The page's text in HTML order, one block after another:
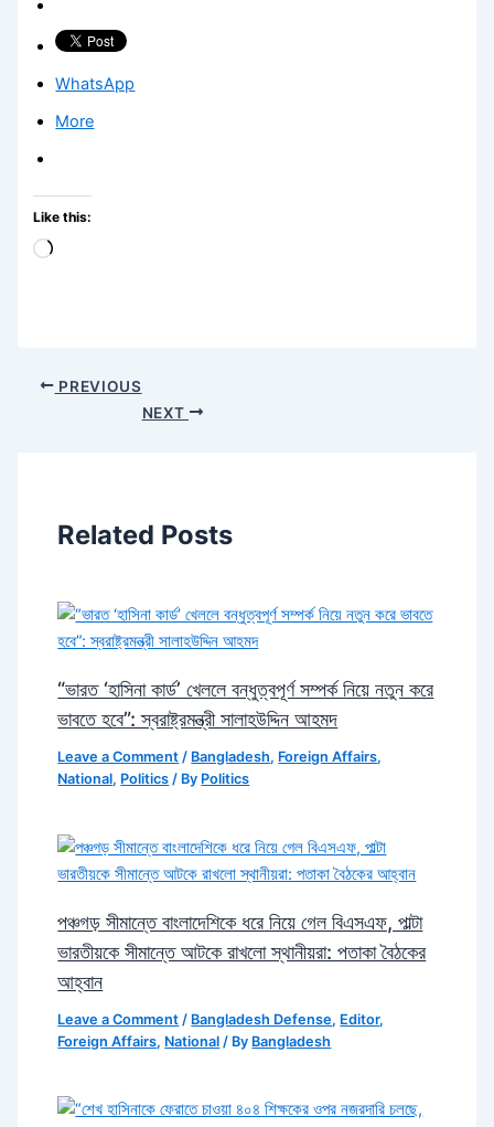
WhatsApp
More
Like this:
Loading…
PREVIOUS
NEXT
Related Posts
“ভারত ‘হাসিনা কার্ড’ খেললে বন্ধুত্বপূর্ণ সম্পর্ক নিয়ে নতুন করে
ভাবতে হবে”: স্বরাষ্ট্রমন্ত্রী সালাহউদ্দিন আহমদ
Leave a Comment / Bangladesh, Foreign Affairs,
National, Politics / By Politics
পঞ্চগড় সীমান্তে বাংলাদেশিকে ধরে নিয়ে গেল বিএসএফ, পাল্টা
ভারতীয়কে সীমান্তে আটকে রাখলো স্থানীয়রা: পতাকা বৈঠকের
আহ্বান
Leave a Comment / Bangladesh Defense, Editor,
Foreign Affairs, National / By Bangladesh